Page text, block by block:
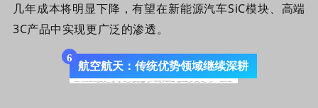
几年成本将明显下降，有望在新能源汽车SiC模块、高端
3C产品中实现更广泛的渗透。
6
航空航天：传统优势领域继续深耕